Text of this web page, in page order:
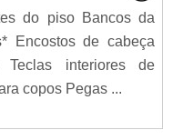
do piso Bancos da
Encostos de cabeça
interiores de
copos Pegas ...